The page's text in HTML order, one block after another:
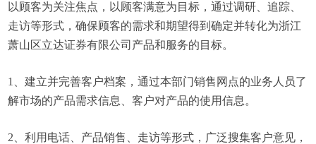
以顾客为关注焦点，以顾客满意为目标，通过调研、追踪、
走访等形式，确保顾客的需求和期望得到确定并转化为浙江
萧山区立达证券有限公司产品和服务的目标。
1、建立并完善客户档案，通过本部门销售网点的业务人员了
解市场的产品需求信息、客户对产品的使用信息。
2、利用电话、产品销售、走访等形式，广泛搜集客户意见，